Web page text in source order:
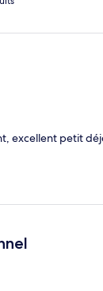
excellent petit